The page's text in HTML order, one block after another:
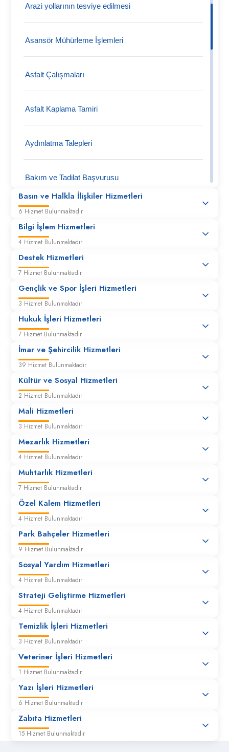
Arazi yollarının tesviye edilmesi
Asansör Mühürleme İşlemleri
Asfalt Çalışmaları
Asfalt Kaplama Tamiri
Aydınlatma Talepleri
Bakım ve Tadilat Başvurusu
Belediye Mallarına Zarar Verilmesi
Bisiklet Park Yeri Talepleri
durak bakım ve onarım talepleri
Duba, Yönlendirme ve İkaz Levha Talepleri
Engelli Vatandaşlar İçin Düzenleme Çalışması
Talepleri
Hasar Tespitleri
Hasarlı veya metruk bina tedbir talepleri
Hız Kesici Talepleri
Hidrolik duba bakım, onarım ve arıza giderme
talepleri
Mevcut yola mıcır serilmesi
Molozların Alınması
Muhtarlık ve kamu binaları için ilave sundurma ve
kapama işleri
Okullardan gelen saha çizim talepleri
Basın ve Halkla İlişkiler Hizmetleri
6 Hizmet Bulunmaktadır
Bilgi İşlem Hizmetleri
4 Hizmet Bulunmaktadır
Destek Hizmetleri
7 Hizmet Bulunmaktadır
Gençlik ve Spor İşleri Hizmetleri
3 Hizmet Bulunmaktadır
Hukuk İşleri Hizmetleri
7 Hizmet Bulunmaktadır
İmar ve Şehircilik Hizmetleri
39 Hizmet Bulunmaktadır
Kültür ve Sosyal Hizmetleri
2 Hizmet Bulunmaktadır
Mali Hizmetleri
3 Hizmet Bulunmaktadır
Mezarlık Hizmetleri
4 Hizmet Bulunmaktadır
Muhtarlık Hizmetleri
7 Hizmet Bulunmaktadır
Özel Kalem Hizmetleri
4 Hizmet Bulunmaktadır
Park Bahçeler Hizmetleri
9 Hizmet Bulunmaktadır
Sosyal Yardım Hizmetleri
4 Hizmet Bulunmaktadır
Strateji Geliştirme Hizmetleri
4 Hizmet Bulunmaktadır
Temizlik İşleri Hizmetleri
3 Hizmet Bulunmaktadır
Veteriner İşleri Hizmetleri
1 Hizmet Bulunmaktadır
Yazı İşleri Hizmetleri
6 Hizmet Bulunmaktadır
Zabıta Hizmetleri
15 Hizmet Bulunmaktadır